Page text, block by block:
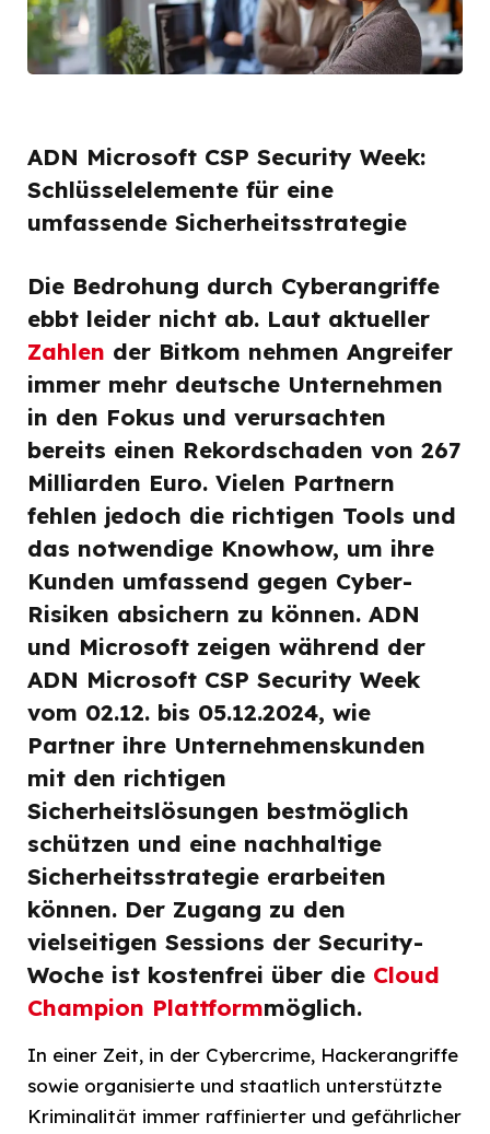
ADN Microsoft CSP Security Week:
Schlüsselelemente für eine
umfassende Sicherheitsstrategie
Die Bedrohung durch Cyberangriffe
ebbt leider nicht ab. Laut aktueller
Zahlen der Bitkom nehmen Angreifer
immer mehr deutsche Unternehmen
in den Fokus und verursachten
bereits einen Rekordschaden von 267
Milliarden Euro. Vielen Partnern
fehlen jedoch die richtigen Tools und
das notwendige Knowhow, um ihre
Kunden umfassend gegen Cyber-
Risiken absichern zu können. ADN
und Microsoft zeigen während der
ADN Microsoft CSP Security Week
vom 02.12. bis 05.12.2024, wie
Partner ihre Unternehmenskunden
mit den richtigen
Sicherheitslösungen bestmöglich
schützen und eine nachhaltige
Sicherheitsstrategie erarbeiten
können. Der Zugang zu den
vielseitigen Sessions der Security-
Woche ist kostenfrei über die Cloud
Champion Plattformmöglich.
In einer Zeit, in der Cybercrime, Hackerangriffe
sowie organisierte und staatlich unterstützte
Kriminalität immer raffinierter und gefährlicher